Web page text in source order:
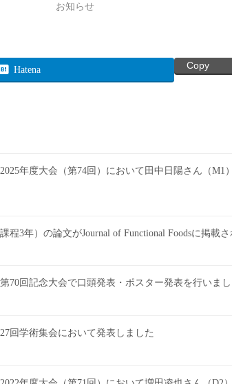
お知らせ
Hatena Copy
年度大会（第74回）において田中日陽さん（M1
程3年）の論文がJournal of Functional Foodsに掲載
70回記念大会で口頭発表・ポスター発表を行いまし
回学術集会において発表しました